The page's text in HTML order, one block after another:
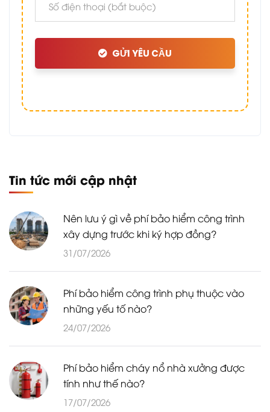
GỬI YÊU CẦU
Tin tức mới cập nhật
Nên lưu ý gì về phí bảo hiểm công trình
xây dựng trước khi ký hợp đồng?
31/07/2026
Phí bảo hiểm công trình phụ thuộc vào
những yếu tố nào?
24/07/2026
Phí bảo hiểm cháy nổ nhà xưởng được
tính như thế nào?
17/07/2026